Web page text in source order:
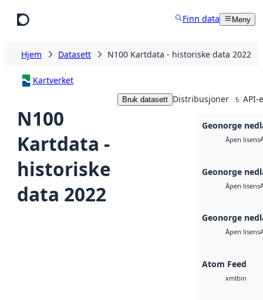
Finn data Meny
Hjem Datasett N100 Kartdata - historiske data 2022
Kartverket
N100
Kartdata -
historiske
data 2022
Bruk datasett Distribusjoner 5 API-
Geonorge
Åpen lisens
Geonorge
Åpen lisens
Geonorge
Åpen lisens
Atom Feed
xmlbin